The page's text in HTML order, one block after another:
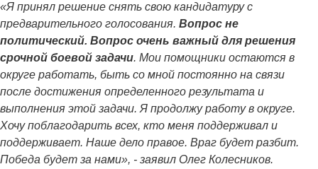
«Я принял решение снять свою кандидатуру с
предварительного голосования. Вопрос не
политический. Вопрос очень важный для решения
срочной боевой задачи. Мои помощники остаются в
округе работать, быть со мной постоянно на связи
после достижения определенного результата и
выполнения этой задачи. Я продолжу работу в округе.
Хочу поблагодарить всех, кто меня поддерживал и
поддерживает. Наше дело правое. Враг будет разбит.
Победа будет за нами», - заявил Олег Колесников.